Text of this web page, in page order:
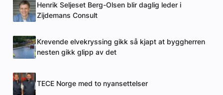
Henrik Seljeset Berg-Olsen blir daglig leder i
Zijdemans Consult
Krevende elvekryssing gikk så kjapt at byggherren
nesten gikk glipp av det
TECE Norge med to nyansettelser